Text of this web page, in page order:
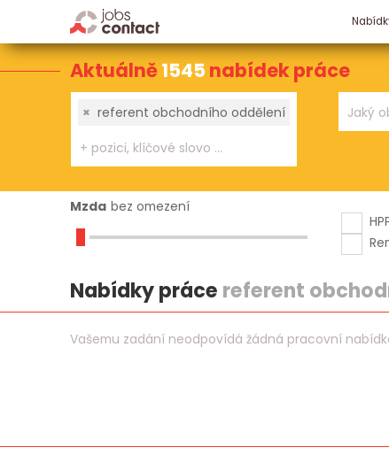
Aktuálně1545 nabídek práce
× referent obchodního oddělení
Mzda bez omezení
Nabídky práce referent
Vašemu zadání neodpovídá žádná pracovní